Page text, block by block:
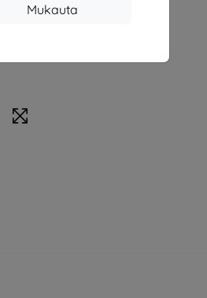
Mukauta